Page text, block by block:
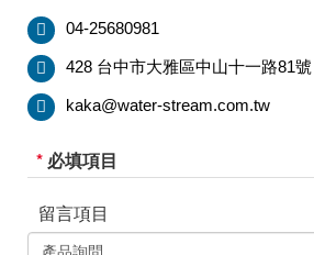
04-25680981
428 台中市大雅區中山十一路81號
kaka@water-stream.com.tw
* 必填項目
留言項目